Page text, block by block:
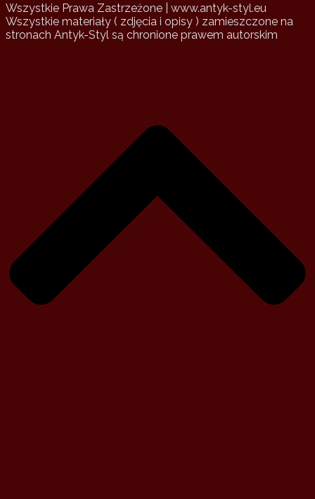
Wszystkie Prawa Zastrzeżone | www.antyk-styl.eu
Wszystkie materiały ( zdjęcia i opisy ) zamieszczone na
stronach Antyk-Styl są chronione prawem autorskim